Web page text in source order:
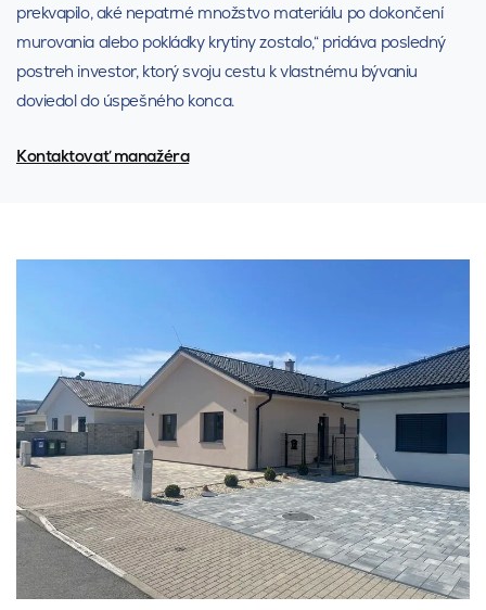
prekvapilo, aké nepatrné množstvo materiálu po dokončení
murovania alebo pokládky krytiny zostalo,“ pridáva posledný
postreh investor, ktorý svoju cestu k vlastnému bývaniu
doviedol do úspešného konca.
Kontaktovať manažéra